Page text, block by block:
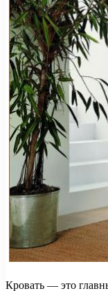
Кровать — это